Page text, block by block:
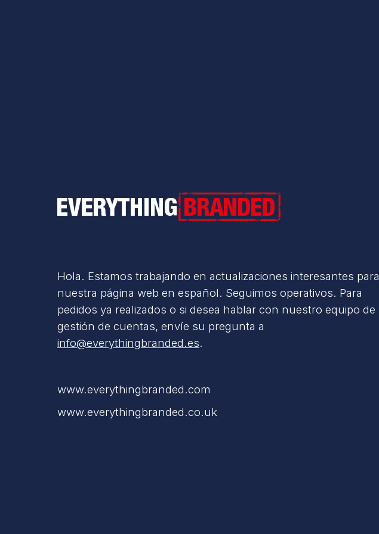
Everything Branded
Hola. Estamos trabajando en actualizaciones interesantes para
nuestra página web en español. Seguimos operativos. Para
pedidos ya realizados o si desea hablar con nuestro equipo de
gestión de cuentas, envíe su pregunta a
info@everythingbranded.es.
www.everythingbranded.com
www.everythingbranded.co.uk